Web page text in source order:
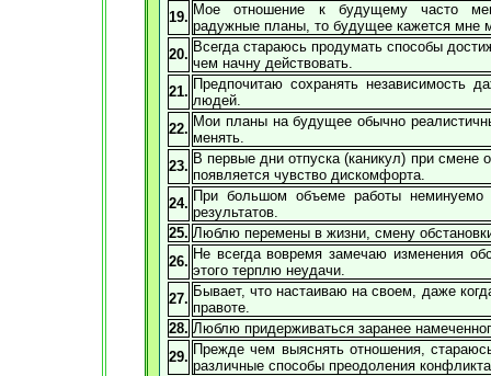
19. Мое отношение к будущему часто
радужные планы, то будущее кажется мне
20. Всегда стараюсь продумать способы
чем начну действовать.
21. Предпочитаю сохранять независимость
людей.
22. Мои планы на будущее обычно
менять.
23. В первые дни отпуска (каникул) при смене
появляется чувство дискомфорта.
24. При большом объеме работы неминуемо
результатов.
25. Люблю перемены в жизни, смену
26. Не всегда вовремя замечаю изменения
этого терплю неудачи.
27. Бывает, что настаиваю на своем, даже
правоте.
28. Люблю придерживаться заранее
29. Прежде чем выяснять отношения,
различные способы преодоления